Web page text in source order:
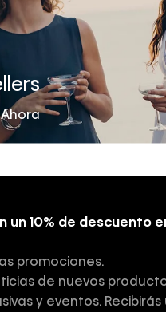
un 10% de descuento
promociones.
de nuevos
y eventos. Recibirás